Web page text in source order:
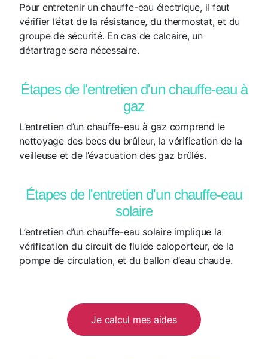
Pour entretenir un chauffe-eau électrique, il faut
vérifier l’état de la résistance, du thermostat, et du
groupe de sécurité. En cas de calcaire, un
détartrage sera nécessaire.
Étapes de l'entretien d'un chauffe-eau à
gaz
L’entretien d’un chauffe-eau à gaz comprend le
nettoyage des becs du brûleur, la vérification de la
veilleuse et de l’évacuation des gaz brûlés.
Étapes de l'entretien d'un chauffe-eau
solaire
L’entretien d’un chauffe-eau solaire implique la
vérification du circuit de fluide caloporteur, de la
pompe de circulation, et du ballon d’eau chaude.
Je calcul mes aides